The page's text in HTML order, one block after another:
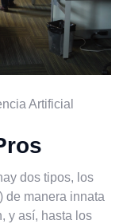
Artificial
dos tipos, los
de manera innata
y así, hasta los